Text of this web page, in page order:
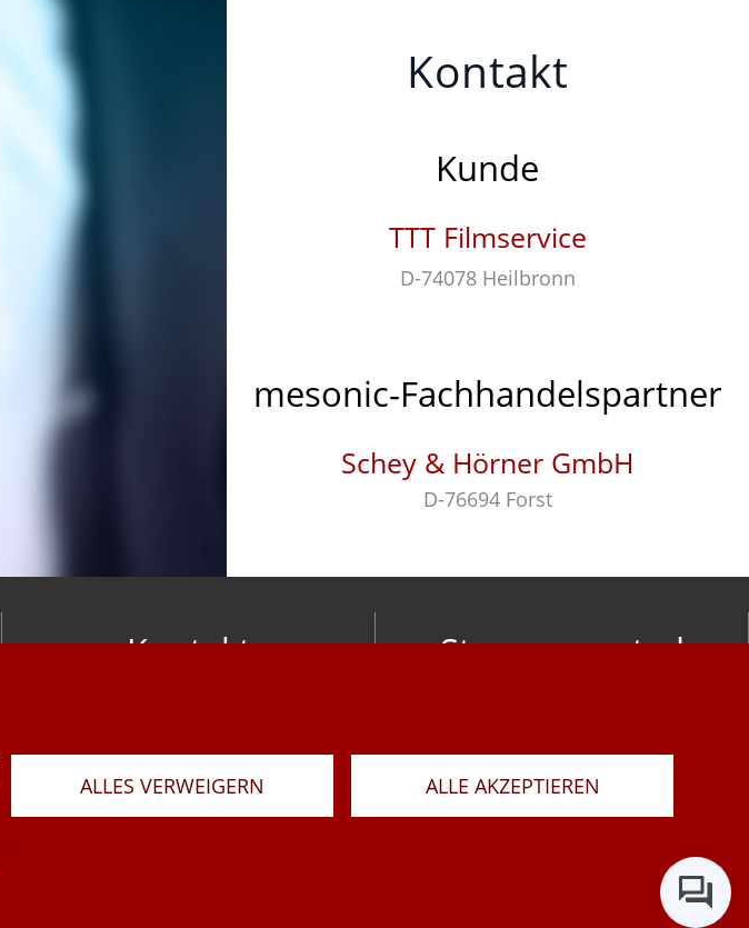
Kontakt
Kunde
TTT Filmservice
D-74078 Heilbronn
mesonic-Fachhandelspartner
Schey & Hörner GmbH
D-76694 Forst
Kontakt Stay connected
ALLES VERWEIGERN ALLE AKZEPTIEREN